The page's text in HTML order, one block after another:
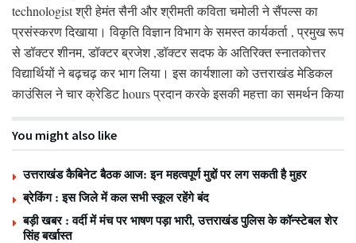
technologist श्री हेमंत सैनी और श्रीमती कविता चमोली ने सैंपल्स का
प्रसंस्करण दिखाया। विकृति विज्ञान विभाग के समस्त कार्यकर्ता , प्रमुख रूप
से डॉक्टर शीनम, डॉक्टर ब्रजेश ,डॉक्टर सदफ के अतिरिक्त स्नातकोत्तर
विद्यार्थियों ने बढ़चढ़ कर भाग लिया। इस कार्यशाला को उत्तराखंड मेडिकल
काउंसिल ने चार क्रेडिट hours प्रदान करके इसकी महत्ता का समर्थन किया
You might also like
उत्तराखंड कैबिनेट बैठक आज: इन महत्वपूर्ण मुद्दों पर लग सकती है मुहर
ब्रेकिंग : इस जिले में कल सभी स्कूल रहेंगे बंद
बड़ी खबर : वर्दी में मंच पर भाषण पड़ा भारी, उत्तराखंड पुलिस के कॉन्स्टेबल शेर
सिंह बर्खास्त